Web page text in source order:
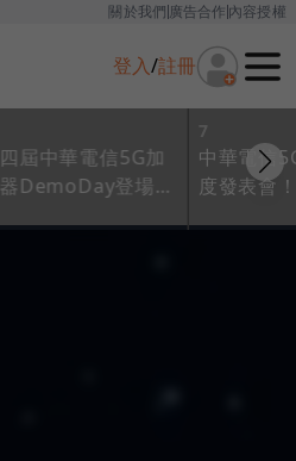
關於我們廣告合作內容授權
登入/註冊
屆中華電信5G加
DemoDay登場，
7
中華電信
度發表會